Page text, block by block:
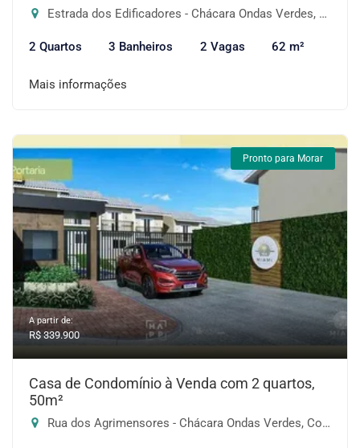
Estrada dos Edificadores - Chácara Ondas Verdes, Cotia-SP
2 Quartos 3 Banheiros 2 Vagas 62 m²
Mais informações
Pronto para Morar
A partir de:
R$ 339.900
Casa de Condomínio à Venda com 2 quartos,
50m²
Rua dos Agrimensores - Chácara Ondas Verdes, Cotia-SP